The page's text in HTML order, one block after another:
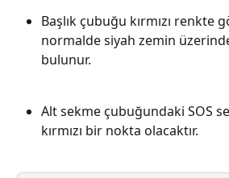
Başlık çubuğu kırmızı renkte
normalde siyah zemin
bulunur.
Alt sekme çubuğundaki SOS
kırmızı bir nokta olacaktır.